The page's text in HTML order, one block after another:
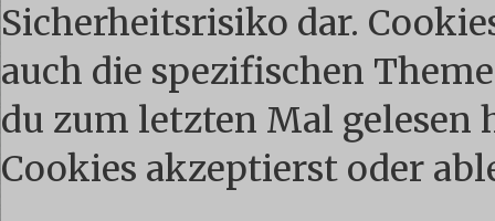
Sicherheitsrisiko dar.
auch die spezifischen
du zum letzten Mal gelesen
Cookies akzeptierst oder